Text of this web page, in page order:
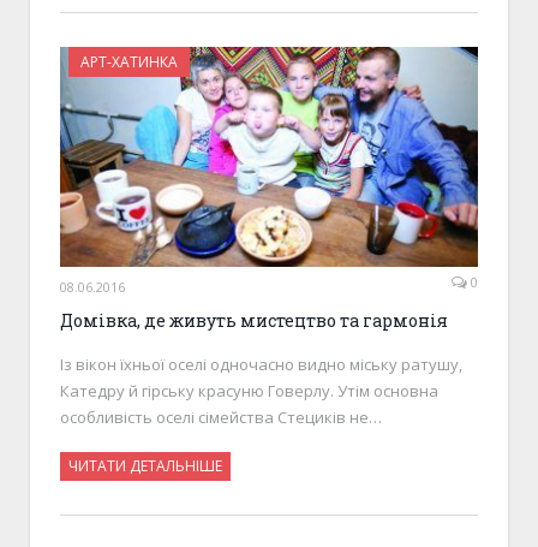
АРТ-ХАТИНКА
08.06.2016 0
Домівка, де живуть мистецтво та гармонія
Із вікон їхньої оселі одночасно видно міську ратушу,
Катедру й гірську красуню Говерлу. Утім основна
особливість оселі сімейства Стециків не…
ЧИТАТИ ДЕТАЛЬНІШЕ